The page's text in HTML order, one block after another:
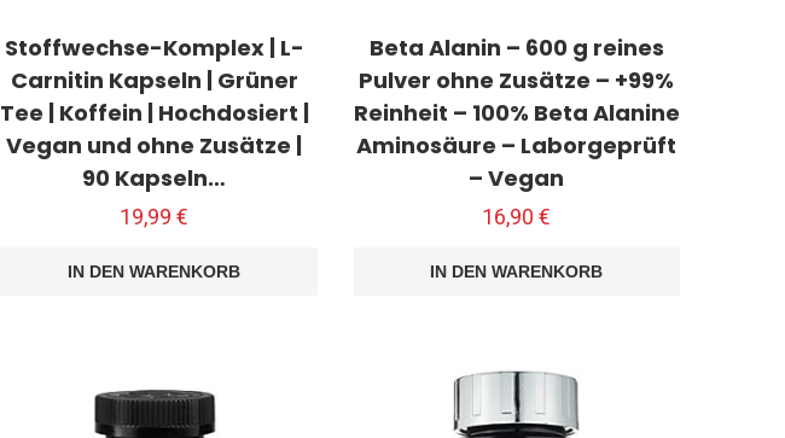
Stoffwechse-Komplex | L-
Carnitin Kapseln | Grüner
Tee | Koffein | Hochdosiert |
Vegan und ohne Zusätze |
90 Kapseln…
19,99€
IN DEN WARENKORB
Beta Alanin – 600 g reines
Pulver ohne Zusätze – +99%
Reinheit – 100% Beta Alanine
Aminosäure – Laborgeprüft
– Vegan
16,90€
IN DEN WARENKORB